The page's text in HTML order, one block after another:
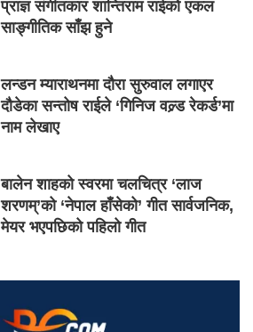
प्राज्ञ संगीतकार शान्तिराम राईको एकल
साङ्गीतिक साँझ हुने
लन्डन म्याराथनमा दौरा सुरुवाल लगाएर
दौडेका सन्तोष राईले ‘गिनिज वल्र्ड रेकर्ड’मा
नाम लेखाए
बालेन शाहको स्वरमा चलचित्र ‘लाज
शरणम्’को ‘नेपाल हाँसेको’ गीत सार्वजनिक,
मेयर भएपछिको पहिलो गीत